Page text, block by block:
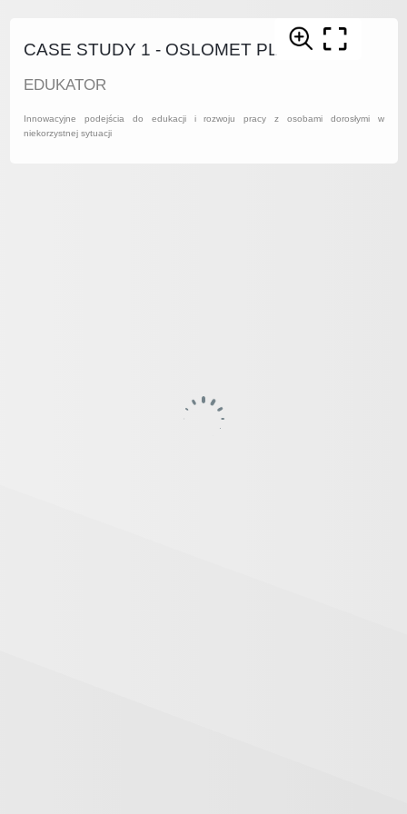
CASE STUDY 1 - OSLOMET PL
EDUKATOR
Innowacyjne podejścia do edukacji i rozwoju pracy z osobami dorosłymi w
niekorzystnej sytuacji